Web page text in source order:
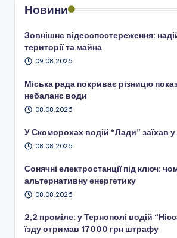
Новини
Зовнішнє відеоспостереження:
території та майна
09.08.2026
Міська рада покриває різницю
небаланс води
08.08.2026
У Скоморохах водій “Лади” заїхав
08.08.2026
Сонячні електростанції під ключ:
альтернативну енергетику
08.08.2026
2,2 проміле: у Тернополі водій
їзду отримав 17000 грн штрафу